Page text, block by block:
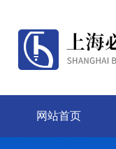
网站首页